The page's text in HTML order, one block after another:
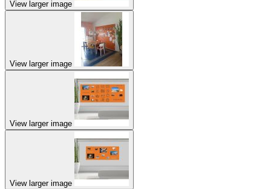
View larger image
View larger image
View larger image
View larger image